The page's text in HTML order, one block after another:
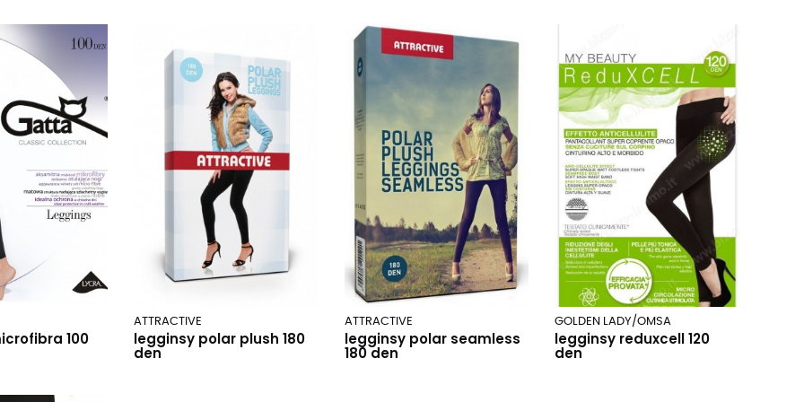
100
ATTRACTIVE
legginsy polar plush 180
den
ATTRACTIVE
legginsy polar seamless
180 den
GOLDEN LADY/OMSA
legginsy reduxcell 120
den